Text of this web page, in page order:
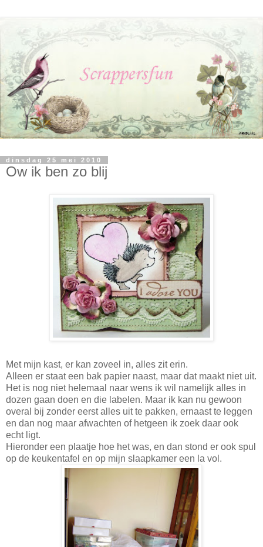
dinsdag 25 mei 2010
Ow ik ben zo blij
Met mijn kast, er kan zoveel in, alles zit erin.
Alleen er staat een bak papier naast, maar dat maakt niet uit.
Het is nog niet helemaal naar wens ik wil namelijk alles in
dozen gaan doen en die labelen. Maar ik kan nu gewoon
overal bij zonder eerst alles uit te pakken, ernaast te leggen
en dan nog maar afwachten of hetgeen ik zoek daar ook
echt ligt.
Hieronder een plaatje hoe het was, en dan stond er ook spul
op de keukentafel en op mijn slaapkamer een la vol.